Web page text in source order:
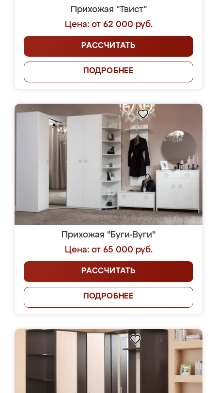
Прихожая "Твист"
Цена: от 62 000 руб.
РАССЧИТАТЬ
ПОДРОБНЕЕ
Прихожая "Буги-Вуги"
Цена: от 65 000 руб.
РАССЧИТАТЬ
ПОДРОБНЕЕ